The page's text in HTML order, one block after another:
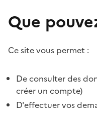
Que
Ce site vous permet :
De consulter des
créer un compte)
D'effectuer vos